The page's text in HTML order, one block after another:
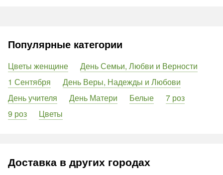
Популярные категории
Цветы женщине
День Семьи, Любви и Верности
1 Сентября
День Веры, Надежды и Любови
День учителя
День Матери Белые
7 роз
9 роз
Цветы
Доставка в других городах